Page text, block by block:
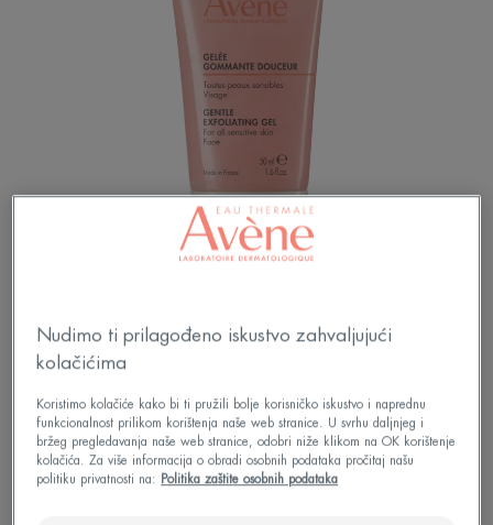
Nježno uklanja odumrle stanice s površine kože i
pročišćuje kožu.
Biorazgradiva formula*.
Učinak pilinga, pročišćuje, umiruje.
Nudimo ti prilagođeno iskustvo zahvaljujući
kolačićima
Koristimo kolačiće kako bi ti pružili bolje korisničko iskustvo i naprednu
funkcionalnost prilikom korištenja naše web stranice. U svrhu daljnjeg i
bržeg pregledavanja naše web stranice, odobri niže klikom na OK korištenje
kolačića. Za više informacija o obradi osobnih podataka pročitaj našu
politiku privatnosti na:
Politika zaštite osobnih podataka